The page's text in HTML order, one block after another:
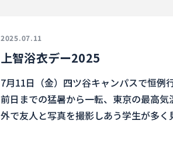
2025.07.11
上智浴衣デー2025
7月11日（金）四ツ谷キャンパスで恒例
前日までの猛暑から一転、東京の最高
外で友人と写真を撮影しあう学生が多